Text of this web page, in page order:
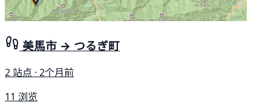
美馬市 → つるぎ町
2 站点 · 2个月前
11 浏览